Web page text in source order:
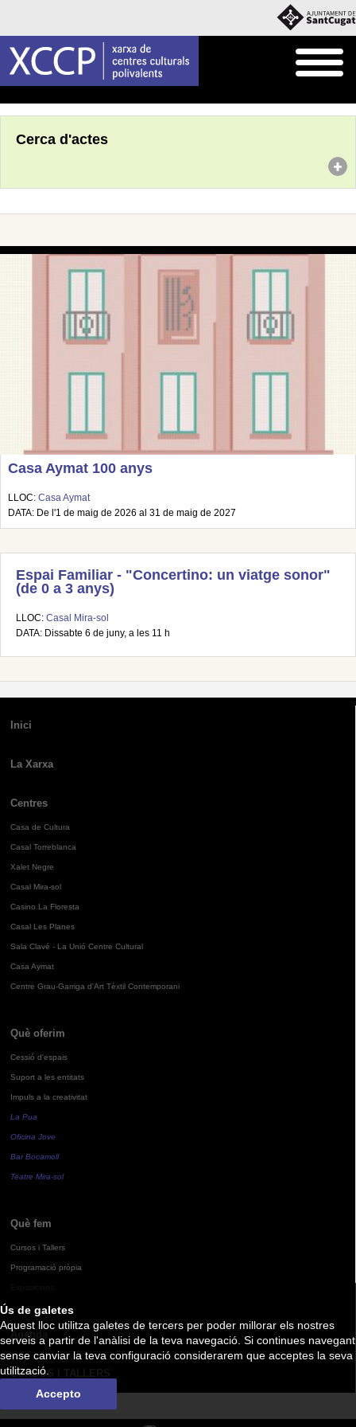
Ús de galetes
Aquest lloc utilitza galetes de tercers per poder millorar els nostres
serveis a partir de l'anàlisi de la teva navegació. Si continues navegant
sense canviar la teva configuració considerarem que acceptes la seva
utilització.
Accepto
Cerca d'actes
Casa Aymat 100 anys
LLOC: Casa Aymat
DATA: De l'1 de maig de 2026 al 31 de maig de 2027
Espai Familiar - "Concertino: un viatge sonor"
(de 0 a 3 anys)
LLOC: Casal Mira-sol
DATA: Dissabte 6 de juny, a les 11 h
Inici
La Xarxa
Centres
Casa de Cultura
Casal Torreblanca
Xalet Negre
Casal Mira-sol
Casino La Floresta
Casal Les Planes
Sala Clavé - La Unió Centre Cultural
Casa Aymat
Centre Grau-Garriga d'Art Tèxtil Contemporani
Què oferim
Cessió d'espais
Suport a les entitats
Impuls a la creativitat
La Pua
Oficina Jove
Bar Bocamoll
Teatre Mira-sol
Què fem
Cursos i Tallers
Programació pròpia
Agenda
CURSOS I TALLERS